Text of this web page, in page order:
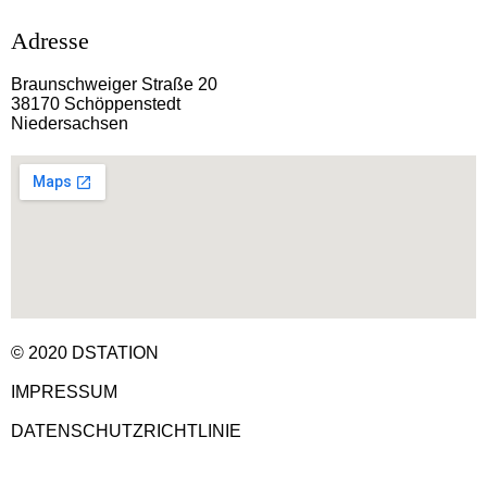
Adresse
Braunschweiger Straße 20
38170 Schöppenstedt
Niedersachsen
© 2020 DSTATION
IMPRESSUM
DATENSCHUTZRICHTLINIE